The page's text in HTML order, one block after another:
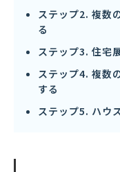
ステップ2. 複数
る
ステップ3. 住宅
ステップ4. 複数
する
ステップ5. ハウ